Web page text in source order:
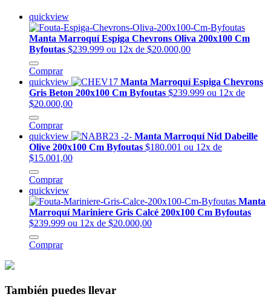
quickview
Manta Marroquí Espiga Chevrons Oliva 200x100 Cm
Byfoutas $239.999 ou 12x de $20.000,00
Comprar
quickview
Manta Marroquí Espiga Chevrons
Gris Beton 200x100 Cm Byfoutas $239.999 ou 12x de
$20.000,00
Comprar
quickview
Manta Marroquí Nid Dabeille
Olive 200x100 Cm Byfoutas $180.001 ou 12x de
$15.001,00
Comprar
quickview
Manta
Marroquí Mariniere Gris Calcé 200x100 Cm Byfoutas
$239.999 ou 12x de $20.000,00
Comprar
También puedes llevar